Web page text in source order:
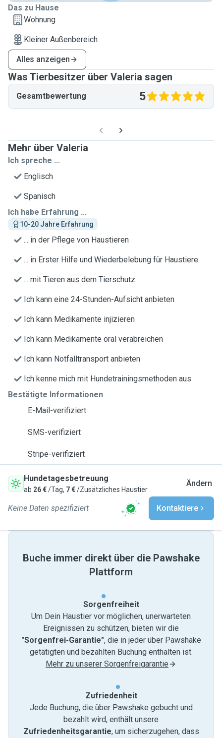
Das zu Hause
Wohnung
Kleiner Außenbereich
Alles anzeigen
Was Tierbesitzer über Valeria sagen
Gesamtbewertung 5
Mehr über Valeria
Ich spreche ...
Englisch
Spanisch
Ich habe Erfahrung ...
10-20 Jahre Erfahrung
... in der Pflege von Haustieren
... in Erster Hilfe und Wiederbelebung für Haustiere
... mit Tieren aus dem Tierschutz
Ich kann eine 24-Stunden-Aufsicht anbieten
Ich kann Medikamente injizieren
Ich kann Medikamente oral verabreichen
Ich kann Notfalltransport anbieten
Ich kenne mich mit Hundetrainingsmethoden aus
Bestätigte Informationen
E-Mail-verifiziert
SMS-verifiziert
Stripe-verifiziert
Hundetagesbetreuung
ab 26 €/Tag, 7 €/Zusätzliches Haustier
Ändern
Keine Daten spezifiziert Kontaktiere
Buche immer direkt über die Pawshake
Plattform
Sorgenfreiheit
Um Dein Haustier vor möglichen, unerwarteten
Ereignissen zu schützen, bieten wir die
"Sorgenfrei-Garantie", die in jeder über Pawshake
getätigten und bezahlten Buchung enthalten ist.
Mehr zu unserer Sorgenfreigarantie
Zufriedenheit
Jede Buchung, die über Pawshake gebucht und
bezahlt wird, enthält unsere
Zufriedenheitsgarantie, um sicherzugehen, dass